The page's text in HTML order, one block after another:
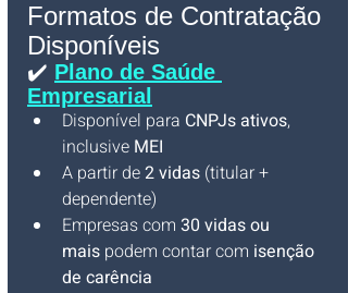
Formatos de Contratação
Disponíveis
✔️ Plano de Saúde
Empresarial
Disponível para CNPJs ativos,
inclusive MEI
A partir de 2 vidas (titular +
dependente)
Empresas com 30 vidas ou
mais podem contar com isenção
de carência